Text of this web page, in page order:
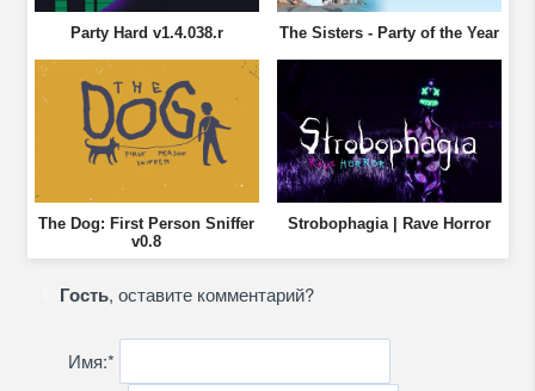
Party Hard v1.4.038.r The Sisters - Party of the Year
The Dog: First Person Sniffer
v0.8
Strobophagia | Rave Horror
Гость, оставите комментарий?
Имя:*